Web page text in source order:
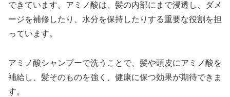
できています。アミノ酸は、髪の内部にまで浸透し、ダメ
ージを補修したり、水分を保持したりする重要な役割を担
っています。
アミノ酸シャンプーで洗うことで、髪や頭皮にアミノ酸を
補給し、髪そのものを強く、健康に保つ効果が期待できま
す。